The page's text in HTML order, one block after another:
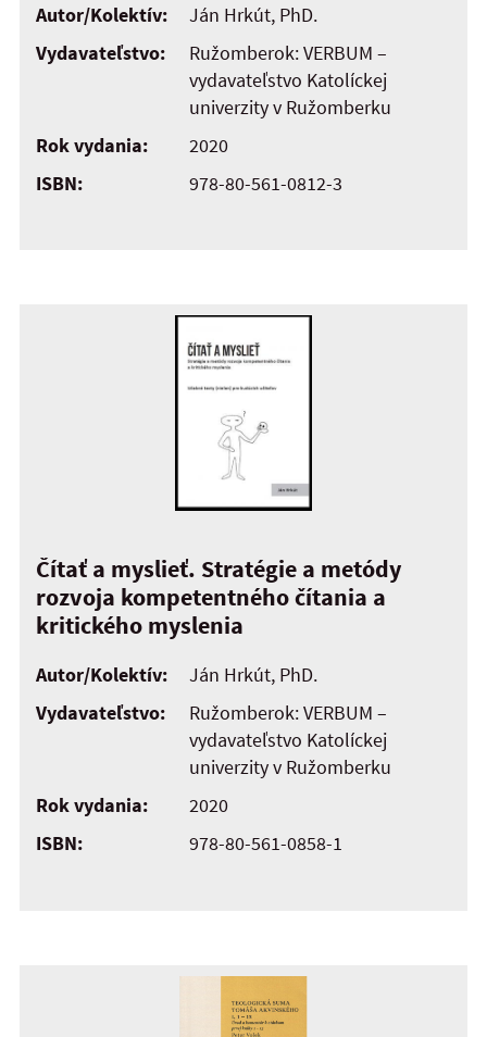
Autor/Kolektív:
Ján Hrkút, PhD.
Vydavateľstvo:
Ružomberok: VERBUM –
vydavateľstvo Katolíckej
univerzity v Ružomberku
Rok vydania:
2020
ISBN:
978-80-561-0812-3
Čítať a myslieť. Stratégie a metódy
rozvoja kompetentného čítania a
kritického myslenia
Autor/Kolektív:
Ján Hrkút, PhD.
Vydavateľstvo:
Ružomberok: VERBUM –
vydavateľstvo Katolíckej
univerzity v Ružomberku
Rok vydania:
2020
ISBN:
978-80-561-0858-1